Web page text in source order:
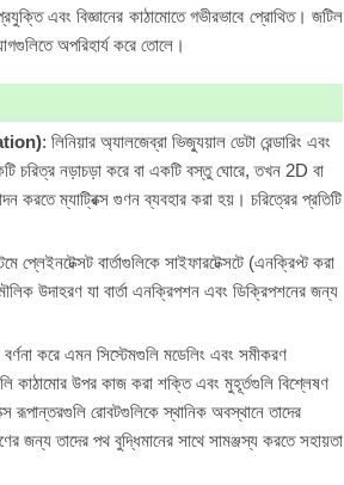
এবং বিজ্ঞানের কাঠামোতে গভীরভাবে প্রোথিত। জটিল
অপরিহার্য করে তোলে।
: লিনিয়ার অ্যালজেব্রা ভিজ্যুয়াল ডেটা রেন্ডারিং এবং
চরিত্র নড়াচড়া করে বা একটি বস্তু ঘোরে, তখন 2D বা
ম্যাট্রিক্স গুণন ব্যবহার করা হয়। চরিত্রের প্রতিটি
প্লেইনটেক্সট বার্তাগুলিকে সাইফারটেক্সটে (এনক্রিপ্ট করা
উদাহরণ যা বার্তা এনক্রিপশন এবং ডিক্রিপশনের জন্য
বর্ণনা করে এমন সিস্টেমগুলি মডেলিং এবং সমীকরণ
কাঠামোর উপর কাজ করা শক্তি এবং মুহূর্তগুলি বিশ্লেষণ
রূপান্তরগুলি রোবটগুলিকে স্থানিক অবস্থানে তাদের
জন্য তাদের পথ বুদ্ধিমানের সাথে সামঞ্জস্য করতে সহায়তা